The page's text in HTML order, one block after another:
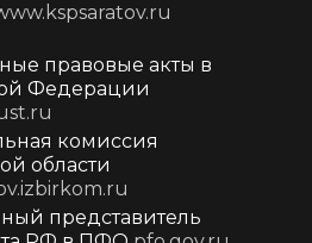
правовые акты в
Федерации
комиссия
области
представитель